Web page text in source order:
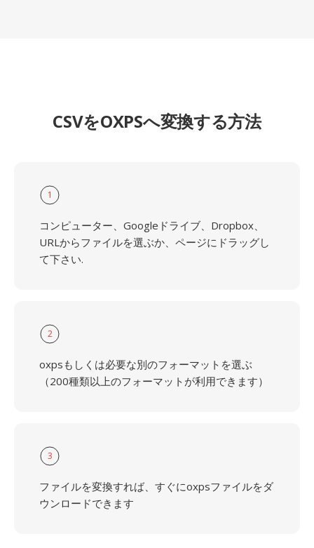
CSVをOXPSへ変換する方法
1
コンピューター、Googleドライブ、Dropbox、
URLからファイルを選ぶか、ページにドラッグし
て下さい.
2
oxpsもしくは必要な別のフォーマットを選ぶ
（200種類以上のフォーマットが利用できます）
3
ファイルを変換すれば、すぐにoxpsファイルをダ
ウンロードできます